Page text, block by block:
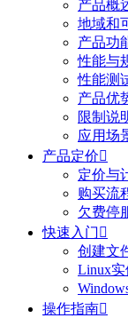
产品概
地域和
产品功
性能与
性能测
产品优
限制说
应用场
产品定价
定价与
购买流
欠费停
快速入门 
创建文
Linux
操作指南